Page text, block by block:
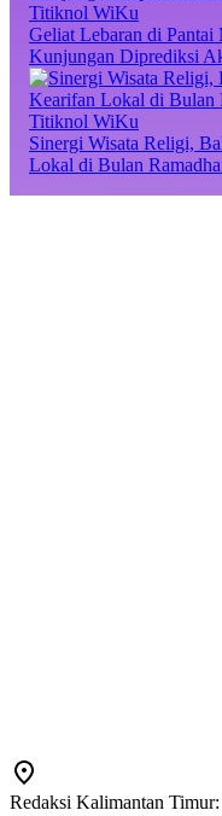
Titiknol WiKu
Geliat Lebaran di
Kunjungan Diprediksi
Titiknol WiKu
Sinergi Wisata Religi,
Lokal di Bulan
Redaksi Kalimantan